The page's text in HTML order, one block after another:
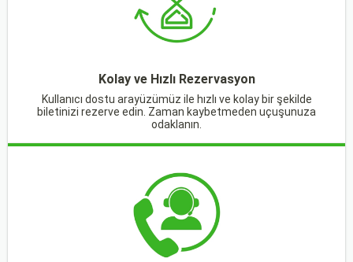
Kolay ve Hızlı Rezervasyon
Kullanıcı dostu arayüzümüz ile hızlı ve kolay bir şekilde
biletinizi rezerve edin. Zaman kaybetmeden uçuşunuza
odaklanın.